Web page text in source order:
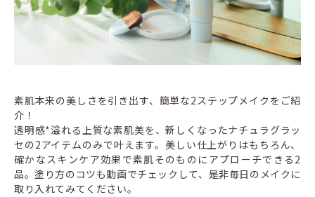
素肌本来の美しさを引き出す、簡単な2ステップメイクをご紹
介！
透明感*溢れる上質な素肌美を、新しくなったナチュラグラッ
セの2アイテムのみで叶えます。美しい仕上がりはもちろん、
確かなスキンケア効果で素肌そのものにアプローチできる2
品。塗り方のコツも動画でチェックして、是非毎日のメイクに
取り入れてみてください。